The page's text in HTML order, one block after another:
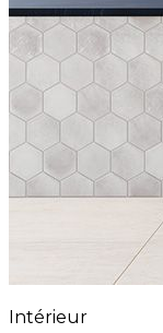
Intérieur